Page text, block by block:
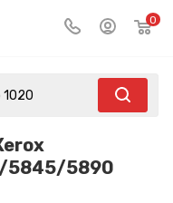
0
5845/5890